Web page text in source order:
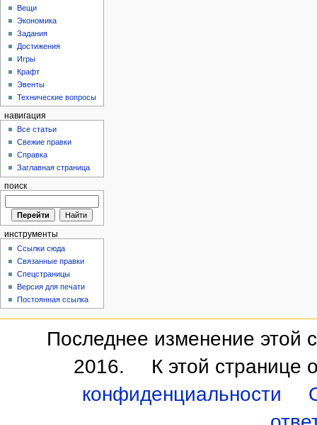
Вещи
Экономика
Задания
Достижения
Игры
Крафт
Эвенты
Технические вопросы
навигация
Все статьи
Свежие правки
Справка
Заглавная страница
поиск
инструменты
Ссылки сюда
Связанные правки
Спецстраницы
Версия для печати
Постоянная ссылка
Последнее изменение этой
2016.
К этой странице
конфиденциальности